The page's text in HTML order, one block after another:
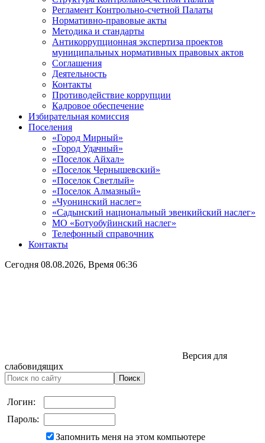
Регламент Контрольно-счетной Палаты
Нормативно-правовые акты
Методика и стандарты
Антикоррупционная экспертиза проектов
муниципальных нормативных правовых актов
Соглашения
Деятельность
Контакты
Противодействие коррупции
Кадровое обеспечение
Избирательная комиссия
Поселения
«Город Мирный»
«Город Удачный»
«Поселок Айхал»
«Поселок Чернышевский»
«Поселок Светлый»
«Поселок Алмазный»
«Чуонинский наслег»
«Садынский национальный эвенкийский наслег»
МО «Ботуобуйинский наслег»
Телефонный справочник
Контакты
Сегодня 08.08.2026, Время 06:36
Версия для
слабовидящих
Логин:
Пароль:
Запомнить меня на этом компьютере